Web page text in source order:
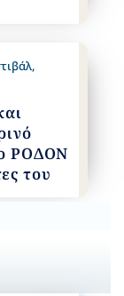
,
ΡΟΔΟΝ
του